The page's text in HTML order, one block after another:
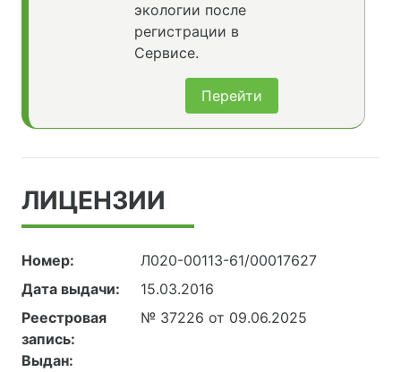
экологии после
регистрации в
Сервисе.
Перейти
ЛИЦЕНЗИИ
Номер:
Л020-00113-61/00017627
Дата выдачи:
15.03.2016
Реестровая
запись:
№ 37226 от 09.06.2025
Выдан: